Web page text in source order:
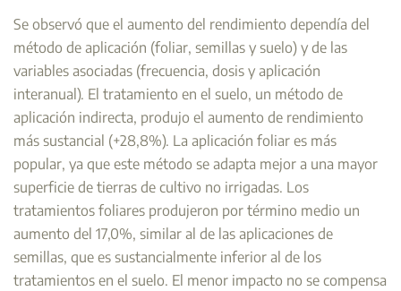
Se observó que el aumento del rendimiento dependía del
método de aplicación (foliar, semillas y suelo) y de las
variables asociadas (frecuencia, dosis y aplicación
interanual). El tratamiento en el suelo, un método de
aplicación indirecta, produjo el aumento de rendimiento
más sustancial (+28,8%). La aplicación foliar es más
popular, ya que este método se adapta mejor a una mayor
superficie de tierras de cultivo no irrigadas. Los
tratamientos foliares produjeron por término medio un
aumento del 17,0%, similar al de las aplicaciones de
semillas, que es sustancialmente inferior al de los
tratamientos en el suelo. El menor impacto no se compensa